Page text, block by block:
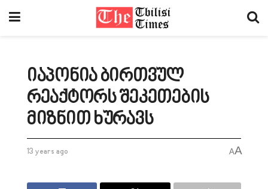
იაპონია ბირთვულ
რეაქტორს შეკეთების
მიზნით ხურავს
13 years ago AA